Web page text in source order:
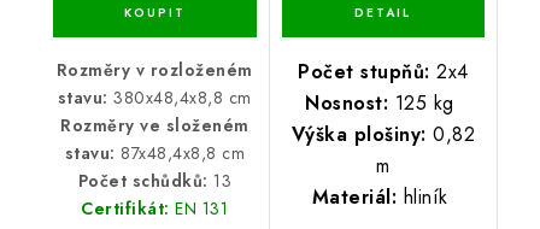
Rozměry v rozloženém
stavu: 380x48,4x8,8 cm
Rozměry ve složeném
stavu: 87x48,4x8,8 cm
Počet schůdků: 13
Certifikát: EN 131
Počet stupňů: 2x4
Nosnost: 125 kg
Výška plošiny: 0,82
m
Materiál: hliník